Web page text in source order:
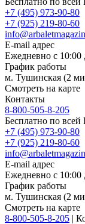
+7 (495) 973-90-80
+7 (925) 219-80-60
E-mail адрес
Ежедневно с 10:00
График работы
м. Тушинская (2
Смотреть на карте
Контакты
8-800-505-8-205
Бесплатно по всей
+7 (495) 973-90-80
+7 (925) 219-80-60
E-mail адрес
Ежедневно с 10:00
График работы
м. Тушинская (2
Смотреть на карте
8-800-505-8-205 |